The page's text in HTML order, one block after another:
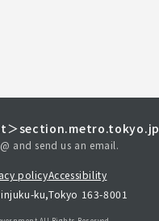
＞section.metro.tokyo.jp
and send us an email.
policyAccessibility
ku,Tokyo 163-8001